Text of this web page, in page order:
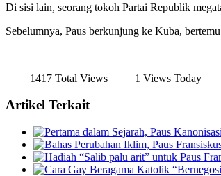
Di sisi lain, seorang tokoh Partai Republik
Sebelumnya, Paus berkunjung ke Kuba,
1417 Total Views 1 Views Today
Artikel Terkait